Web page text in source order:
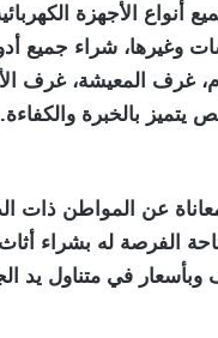
الأجهزة
شراء جميع
غرف المعيشة، غرف
بالخبرة والكفاءة.
عن المواطن ذات
إتاحة الفرصة له
في متناول يد